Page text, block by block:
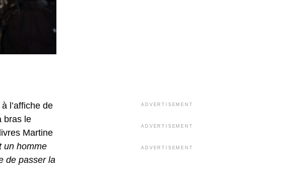
l’affiche de
bras le
Martine
un homme
de passer la
ADVERTISEMENT
ADVERTISEMENT
ADVERTISEMENT